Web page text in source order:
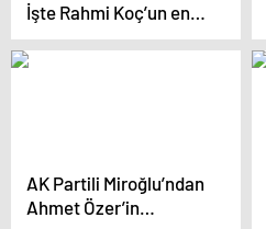
İşte Rahmi Koç’un en
büyük hayali
AK Partili Miroğlu’ndan
Ahmet Özer’in